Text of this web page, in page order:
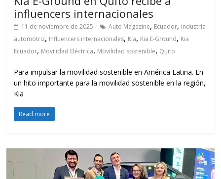
influencers internacionales
11 de noviembre de 2025 Auto Magazine, Ecuador, industria
automotriz, Influencers internacionales, Kia, Kia E-Ground, Kia
Ecuador, Movilidad Eléctrica, Movilidad sostenible, Quito
Para impulsar la movilidad sostenible en América Latina. En
un hito importante para la movilidad sostenible en la región,
Kia
Read more